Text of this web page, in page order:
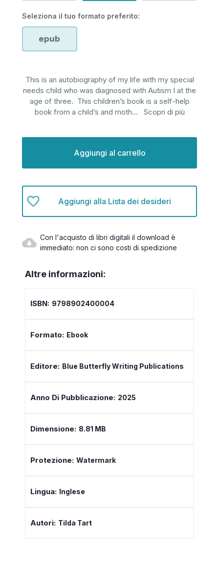
Seleziona il tuo formato preferito:
epub
This is an autobiography of my life with my special
needs child who was diagnosed with Autism I at the
age of three. This children’s book is a self-help
book from a child’s and moth... Scopri di più
Aggiungi alla Lista dei desideri
Con l'acquisto di libri digitali il download è
immediato: non ci sono costi di spedizione
Altre informazioni:
ISBN: 9798902400004
Formato: Ebook
Editore: Blue Butterfly Writing Publications
Anno Di Pubblicazione: 2025
Dimensione: 8.81 MB
Protezione: Watermark
Lingua: Inglese
Autori: Tilda Tart